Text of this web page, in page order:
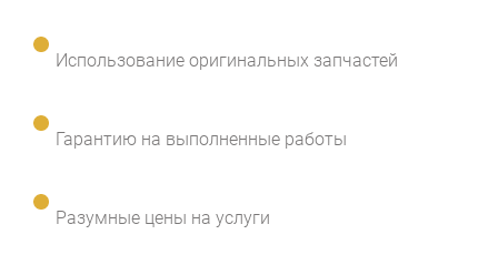
Использование оригинальных запчастей
Гарантию на выполненные работы
Разумные цены на услуги